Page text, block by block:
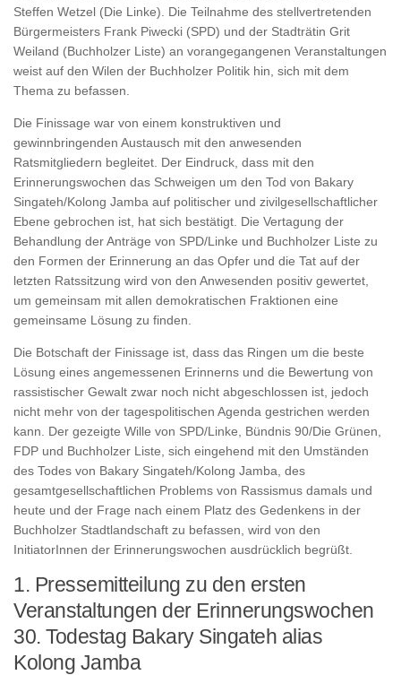
Steffen Wetzel (Die Linke). Die Teilnahme des stellvertretenden
Bürgermeisters Frank Piwecki (SPD) und der Stadträtin Grit
Weiland (Buchholzer Liste) an vorangegangenen Veranstaltungen
weist auf den Wilen der Buchholzer Politik hin, sich mit dem
Thema zu befassen.
Die Finissage war von einem konstruktiven und
gewinnbringenden Austausch mit den anwesenden
Ratsmitgliedern begleitet. Der Eindruck, dass mit den
Erinnerungswochen das Schweigen um den Tod von Bakary
Singateh/Kolong Jamba auf politischer und zivilgesellschaftlicher
Ebene gebrochen ist, hat sich bestätigt. Die Vertagung der
Behandlung der Anträge von SPD/Linke und Buchholzer Liste zu
den Formen der Erinnerung an das Opfer und die Tat auf der
letzten Ratssitzung wird von den Anwesenden positiv gewertet,
um gemeinsam mit allen demokratischen Fraktionen eine
gemeinsame Lösung zu finden.
Die Botschaft der Finissage ist, dass das Ringen um die beste
Lösung eines angemessenen Erinnerns und die Bewertung von
rassistischer Gewalt zwar noch nicht abgeschlossen ist, jedoch
nicht mehr von der tagespolitischen Agenda gestrichen werden
kann. Der gezeigte Wille von SPD/Linke, Bündnis 90/Die Grünen,
FDP und Buchholzer Liste, sich eingehend mit den Umständen
des Todes von Bakary Singateh/Kolong Jamba, des
gesamtgesellschaftlichen Problems von Rassismus damals und
heute und der Frage nach einem Platz des Gedenkens in der
Buchholzer Stadtlandschaft zu befassen, wird von den
InitiatorInnen der Erinnerungswochen ausdrücklich begrüßt.
1. Pressemitteilung zu den ersten
Veranstaltungen der Erinnerungswochen
30. Todestag Bakary Singateh alias
Kolong Jamba